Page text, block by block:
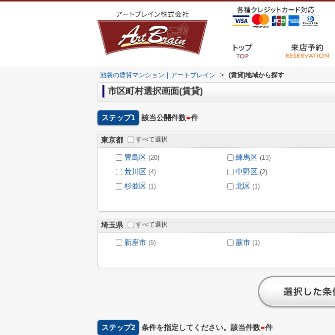
トップ 来店予約
池袋の賃貸マンション｜アートブレイン > (賃貸)地域から探す
市区町村選択画面(賃貸)
ステップ1 該当公開件数-件
東京都 すべて選択
豊島区 (20) 練馬区 (13)
荒川区 (4) 中野区 (2)
杉並区 (1) 北区 (1)
埼玉県 すべて選択
新座市 (5) 蕨市 (1)
ステップ2 条件を指定してください。該当件数-件